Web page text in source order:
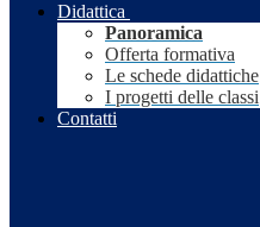
Didattica
Panoramica
Offerta formativa
Le schede didattiche
I progetti delle classi
Contatti